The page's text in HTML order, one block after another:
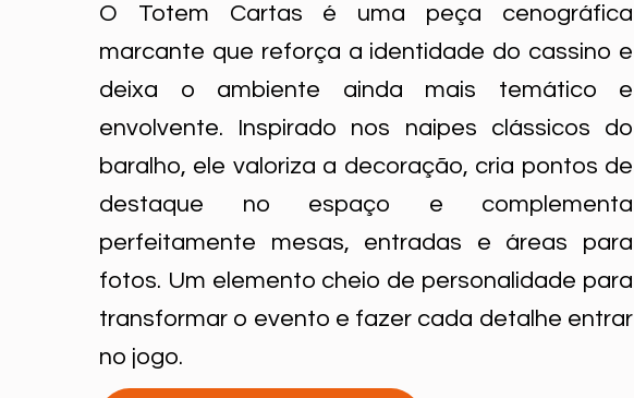
O Totem Cartas é uma peça cenográfica
marcante que reforça a identidade do cassino e
deixa o ambiente ainda mais temático e
envolvente. Inspirado nos naipes clássicos do
baralho, ele valoriza a decoração, cria pontos de
destaque no espaço e complementa
perfeitamente mesas, entradas e áreas para
fotos. Um elemento cheio de personalidade para
transformar o evento e fazer cada detalhe entrar
no jogo.